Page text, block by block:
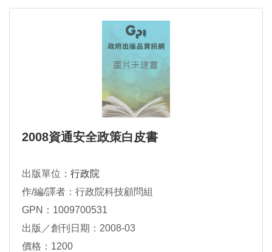
2008資通安全政策白皮書
出版單位： 行政院
作/編/譯者：行政院科技顧問組
GPN：1009700531
出版／創刊日期：2008-03
價格：1200